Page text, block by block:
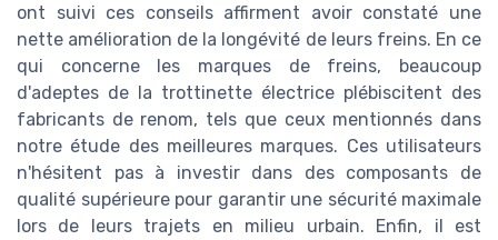
ont suivi ces conseils affirment avoir constaté une
nette amélioration de la longévité de leurs freins. En ce
qui concerne les marques de freins, beaucoup
d'adeptes de la trottinette électrice plébiscitent des
fabricants de renom, tels que ceux mentionnés dans
notre étude des meilleures marques. Ces utilisateurs
n'hésitent pas à investir dans des composants de
qualité supérieure pour garantir une sécurité maximale
lors de leurs trajets en milieu urbain. Enfin, il est